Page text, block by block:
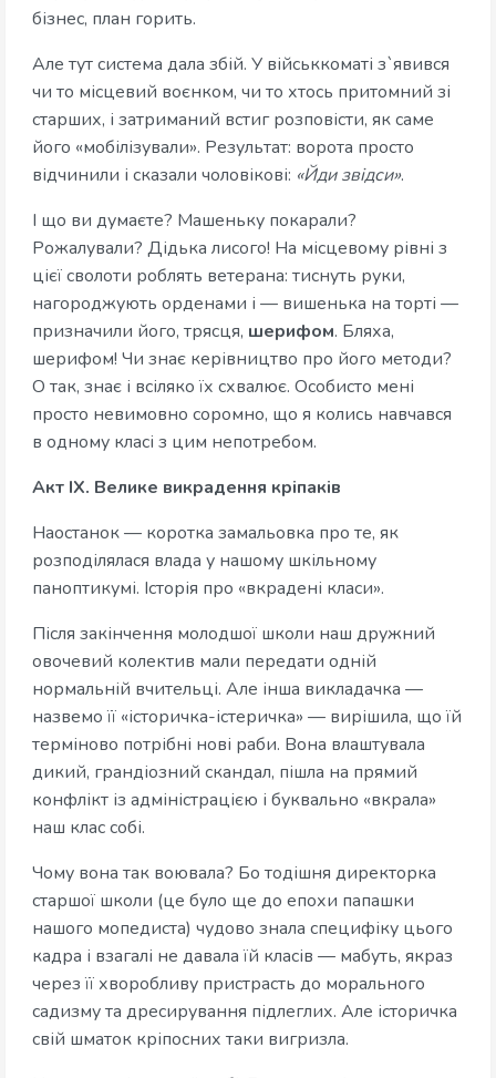
бізнес, план горить.
Але тут система дала збій. У військкоматі з`явився
чи то місцевий воєнком, чи то хтось притомний зі
старших, і затриманий встиг розповісти, як саме
його «мобілізували». Результат: ворота просто
відчинили і сказали чоловікові: «Йди звідси».
І що ви думаєте? Машеньку покарали?
Рожалували? Дідька лисого! На місцевому рівні з
цієї сволоти роблять ветерана: тиснуть руки,
нагороджують орденами і — вишенька на торті —
призначили його, трясця, шерифом. Бляха,
шерифом! Чи знає керівництво про його методи?
О так, знає і всіляко їх схвалює. Особисто мені
просто невимовно соромно, що я колись навчався
в одному класі з цим непотребом.
Акт IX. Велике викрадення кріпаків
Наостанок — коротка замальовка про те, як
розподілялася влада у нашому шкільному
паноптикумі. Історія про «вкрадені класи».
Після закінчення молодшої школи наш дружний
овочевий колектив мали передати одній
нормальній вчительці. Але інша викладачка —
назвемо її «історичка-істеричка» — вирішила, що їй
терміново потрібні нові раби. Вона влаштувала
дикий, грандіозний скандал, пішла на прямий
конфлікт із адміністрацією і буквально «вкрала»
наш клас собі.
Чому вона так воювала? Бо тодішня директорка
старшої школи (це було ще до епохи папашки
нашого мопедиста) чудово знала специфіку цього
кадра і взагалі не давала їй класів — мабуть, якраз
через її хворобливу пристрасть до морального
садизму та дресирування підлеглих. Але історичка
свій шматок кріпосних таки вигризла.